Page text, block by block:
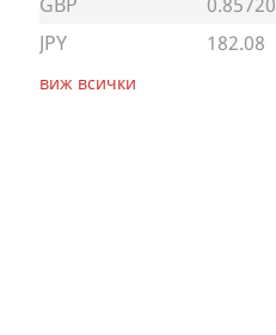
JPY
182.08
виж всички